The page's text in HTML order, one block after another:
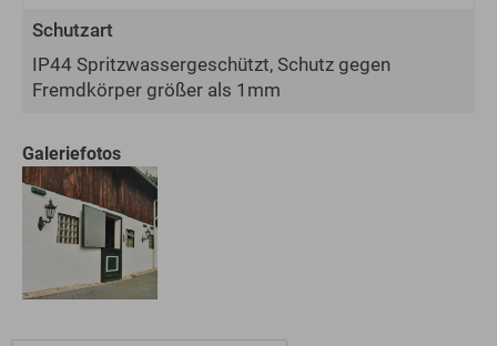
Schutzart
IP44 Spritzwassergeschützt, Schutz gegen
Fremdkörper größer als 1mm
Galeriefotos